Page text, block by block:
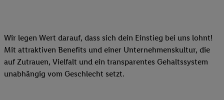
Wir legen Wert darauf, dass sich dein Einstieg bei uns lohnt!
Mit attraktiven Benefits und einer Unternehmenskultur, die
auf Zutrauen, Vielfalt und ein transparentes Gehaltssystem
unabhängig vom Geschlecht setzt.